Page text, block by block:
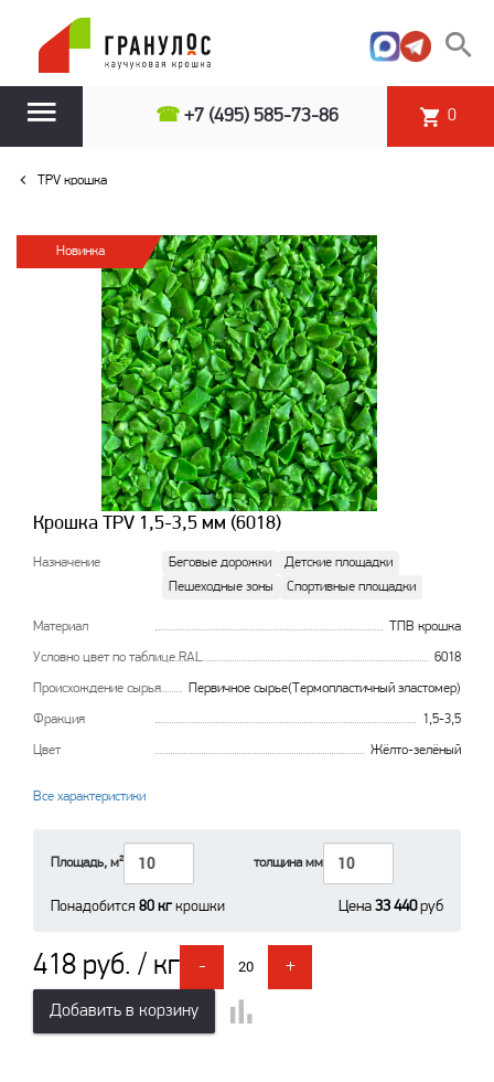
☎ +7 (495) 585-73-86 0
TPV крошка
Новинка
Крошка TPV 1,5-3,5 мм (6018)
Назначение Беговые дорожки
Детские площадки
Пешеходные зоны
Спортивные площадки
Материал ТПВ крошка
Условно цвет по таблице RAL 6018
Происхождение сырья Первичное сырье(Термопластичный эластомер)
Фракция 1,5-3,5
Цвет Жёлто-зелёный
Все характеристики
Площадь, м² толщина мм
Понадобится 80 кг крошки Цена 33 440руб
418 руб. / кг - +
Добавить в корзину